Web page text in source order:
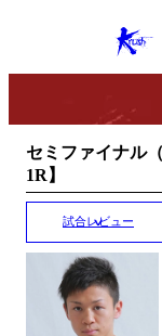
セミファイナル
1R】
試合レビュー